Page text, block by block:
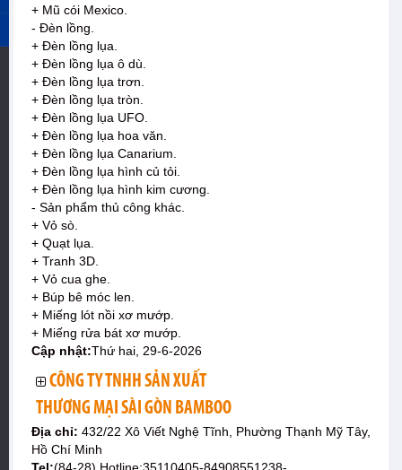
+ Mũ cói Mexico.
- Đèn lồng.
+ Đèn lồng lụa.
+ Đèn lồng lụa ô dù.
+ Đèn lồng lụa trơn.
+ Đèn lồng lụa tròn.
+ Đèn lồng lụa UFO.
+ Đèn lồng lụa hoa văn.
+ Đèn lồng lụa Canarium.
+ Đèn lồng lụa hình củ tỏi.
+ Đèn lồng lụa hình kim cương.
- Sản phẩm thủ công khác.
+ Vỏ sò.
+ Quạt lụa.
+ Tranh 3D.
+ Vỏ cua ghe.
+ Búp bê móc len.
+ Miếng lót nồi xơ mướp.
+ Miếng rửa bát xơ mướp.
Cập nhật:Thứ hai, 29-6-2026
CÔNG TY TNHH SẢN XUẤT
THƯƠNG MẠI SÀI GÒN BAMBOO
Địa chỉ: 432/22 Xô Viết Nghệ Tĩnh, Phường Thạnh Mỹ Tây,
Hồ Chí Minh